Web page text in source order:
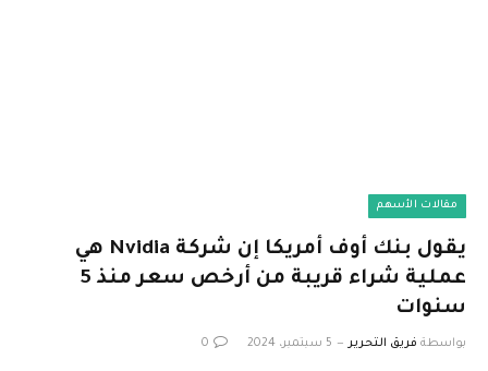
مقالات الأسهم
يقول بنك أوف أمريكا إن شركة Nvidia هي
عملية شراء قريبة من أرخص سعر منذ 5
سنوات
بواسطة فريق التحرير 5 سبتمبر، 2024 0